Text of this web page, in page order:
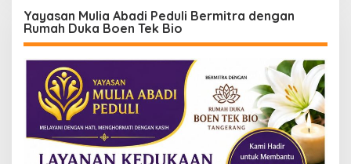
Yayasan Mulia Abadi Peduli Bermitra dengan
Rumah Duka Boen Tek Bio